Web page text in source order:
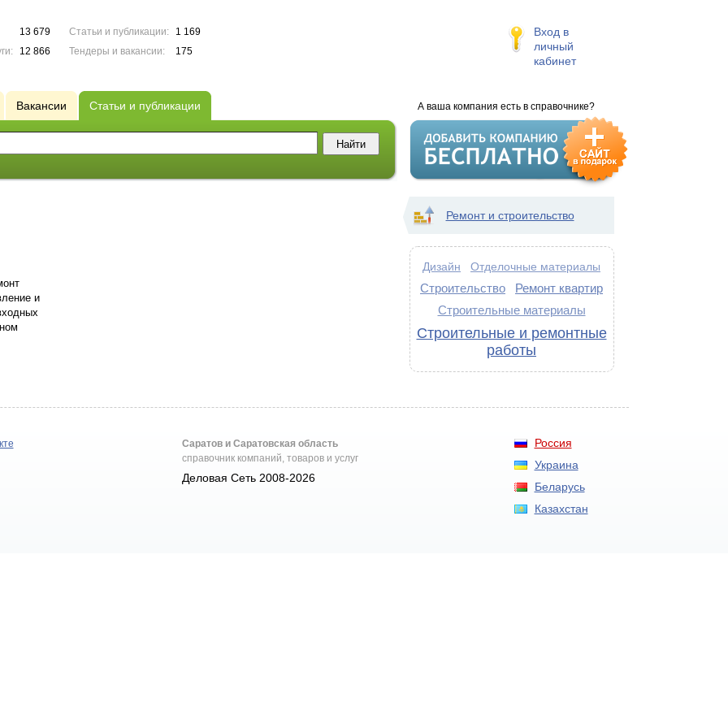
13 679
12 866
Статьи и публикации:
1 169
Тендеры и вакансии:
175
Вход в
личный
кабинет
А ваша компания есть в справочнике?
Вакансии Статьи и публикации
и
Ремонт и строительство
Дизайн Отделочные материалы
Строительство
Ремонт квартир
Строительные материалы
Строительные и ремонтные
работы
Россия
Украина
Беларусь
Казахстан
Саратов и Саратовская область
справочник компаний, товаров и услуг
Деловая Сеть 2008-2026